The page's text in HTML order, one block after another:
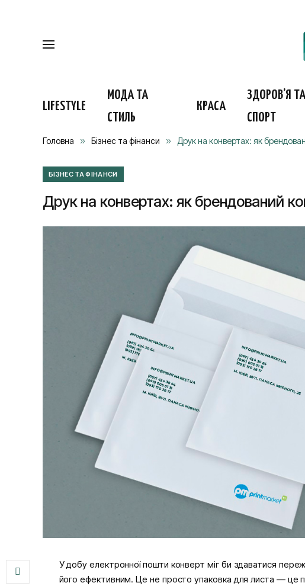
LIFESTYLE
МОДА ТА
СТИЛЬ
КРАСА
ЗДОРОВ’Я ТА
СПОРТ
Головна » Бізнес та фінанси » Друк на конвертах: як
БІЗНЕС ТА ФІНАНСИ
Друк на конвертах: як брендований
У добу електронної пошти конверт міг би здаватися
його ефективним. Це не просто упаковка для листа — це